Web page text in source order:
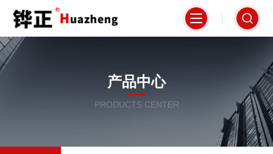
产品中心
PRODUCTS CENTER